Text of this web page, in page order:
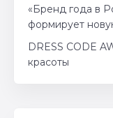
«Бренд года в
формирует
DRESS CODE
красоты